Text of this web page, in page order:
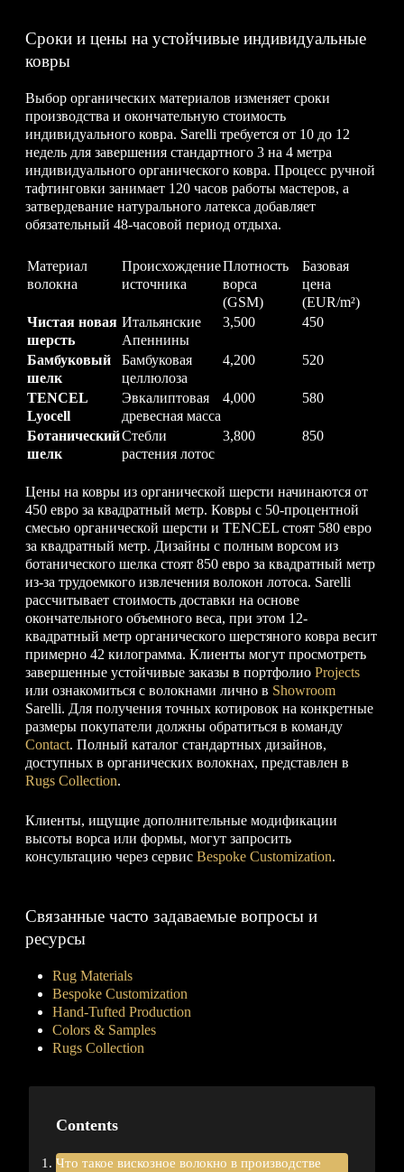
Сроки и цены на устойчивые индивидуальные
ковры
Выбор органических материалов изменяет сроки
производства и окончательную стоимость
индивидуального ковра. Sarelli требуется от 10 до 12
недель для завершения стандартного 3 на 4 метра
индивидуального органического ковра. Процесс ручной
тафтинговки занимает 120 часов работы мастеров, а
затвердевание натурального латекса добавляет
обязательный 48-часовой период отдыха.
Материал
волокна
Происхождение
источника
Плотность
ворса
(GSM)
Базовая
цена
(EUR/m²)
Чистая новая
шерсть
Итальянские
Апеннины
3,500 450
Бамбуковый
шелк
Бамбуковая
целлюлоза
4,200 520
TENCEL
Lyocell
Эвкалиптовая
древесная масса
4,000 580
Ботанический
шелк
Стебли
растения лотос
3,800 850
Цены на ковры из органической шерсти начинаются от
450 евро за квадратный метр. Ковры с 50-процентной
смесью органической шерсти и TENCEL стоят 580 евро
за квадратный метр. Дизайны с полным ворсом из
ботанического шелка стоят 850 евро за квадратный метр
из-за трудоемкого извлечения волокон лотоса. Sarelli
рассчитывает стоимость доставки на основе
окончательного объемного веса, при этом 12-
квадратный метр органического шерстяного ковра весит
примерно 42 килограмма. Клиенты могут просмотреть
завершенные устойчивые заказы в портфолиоProjects
или ознакомиться с волокнами лично в Showroom
Sarelli. Для получения точных котировок на конкретные
размеры покупатели должны обратиться в команду
Contact. Полный каталог стандартных дизайнов,
доступных в органических волокнах, представлен в
Rugs Collection.
Клиенты, ищущие дополнительные модификации
высоты ворса или формы, могут запросить
консультацию через сервисBespoke Customization.
Связанные часто задаваемые вопросы и
ресурсы
Rug Materials
Bespoke Customization
Hand-Tufted Production
Colors & Samples
Rugs Collection
Contents
Что такое вискозное волокно в производстве